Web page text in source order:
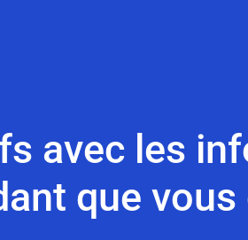
avec les
que